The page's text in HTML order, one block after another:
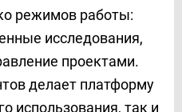
режимов работы:
исследования,
проектами.
делает платформу
использования, так и